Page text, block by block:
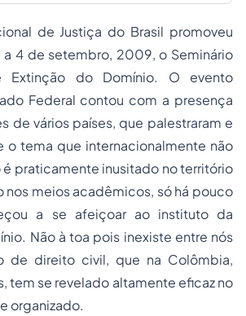
de Justiça do Brasil promoveu
a 4 de setembro, 2009, o Seminário
Extinção do Domínio. O evento
Federal contou com a presença
de vários países, que palestraram e
o tema que internacionalmente não
é praticamente inusitado no território
nos meios acadêmicos, só há pouco
a se afeiçoar ao instituto da
Não à toa pois inexiste entre nós
de direito civil, que na Colômbia,
tem se revelado altamente eficaz no
organizado.